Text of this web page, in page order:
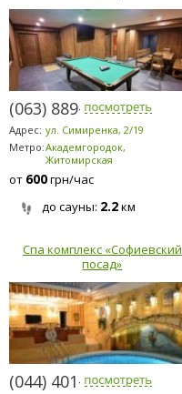
(063) 889-6200
Адрес: ул. Симиренка, 2/19
Метро:Академгородок,
Житомирская
от 600грн/час
до сауны: 2.2км
Спа комплекс «Софиевский
посад»
(044) 401-6480